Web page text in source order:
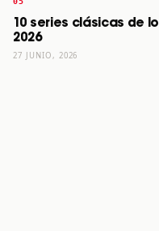
10 series clásicas de
2026
27 JUNIO, 2026